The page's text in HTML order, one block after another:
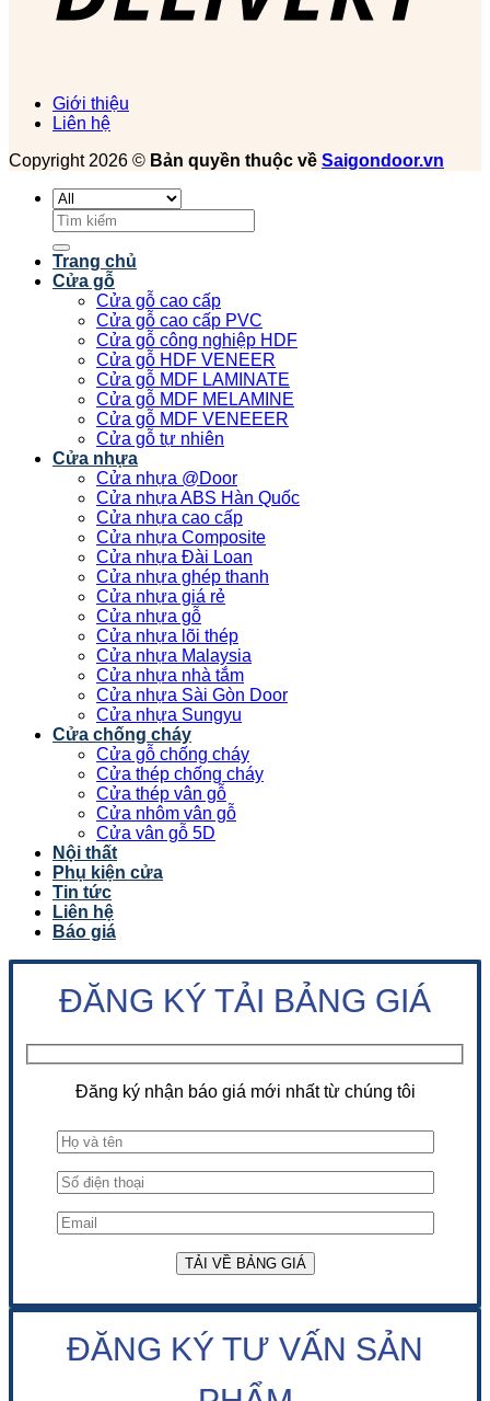
Giới thiệu
Liên hệ
Copyright 2026 © Bản quyền thuộc về Saigondoor.vn
Tìm
kiếm:
Trang chủ
Cửa gỗ
Cửa gỗ cao cấp
Cửa gỗ cao cấp PVC
Cửa gỗ công nghiệp HDF
Cửa gỗ HDF VENEER
Cửa gỗ MDF LAMINATE
Cửa gỗ MDF MELAMINE
Cửa gỗ MDF VENEEER
Cửa gỗ tự nhiên
Cửa nhựa
Cửa nhựa @Door
Cửa nhựa ABS Hàn Quốc
Cửa nhựa cao cấp
Cửa nhựa Composite
Cửa nhựa Đài Loan
Cửa nhựa ghép thanh
Cửa nhựa giá rẻ
Cửa nhựa gỗ
Cửa nhựa lõi thép
Cửa nhựa Malaysia
Cửa nhựa nhà tắm
Cửa nhựa Sài Gòn Door
Cửa nhựa Sungyu
Cửa chống cháy
Cửa gỗ chống cháy
Cửa thép chống cháy
Cửa thép vân gỗ
Cửa nhôm vân gỗ
Cửa vân gỗ 5D
Nội thất
Phụ kiện cửa
Tin tức
Liên hệ
Báo giá
ĐĂNG KÝ TẢI BẢNG GIÁ
Đăng ký nhận báo giá mới nhất từ chúng tôi
ĐĂNG KÝ TƯ VẤN SẢN